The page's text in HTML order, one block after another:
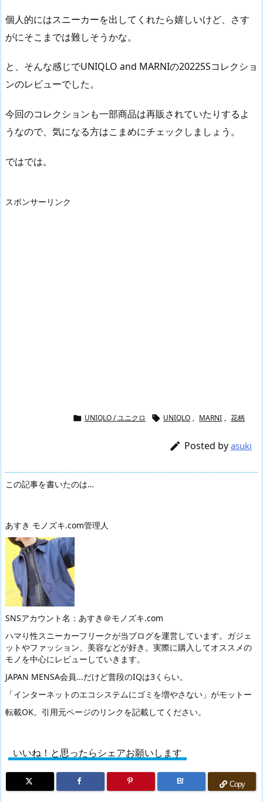
個人的にはスニーカーを出してくれたら嬉しいけど、さす
がにそこまでは難しそうかな。
と、そんな感じでUNIQLO and MARNIの2022SSコレクショ
ンのレビューでした。
今回のコレクションも一部商品は再販されていたりするよ
うなので、気になる方はこまめにチェックしましょう。
ではでは。
スポンサーリンク
 UNIQLO / ユニクロ  UNIQLO , MARNI , 花柄
 Posted by asuki
この記事を書いたのは…
あすき モノズキ.com管理人
SNSアカウント名：あすき＠モノズキ.com
ハマり性スニーカーフリークが当ブログを運営しています。ガジェ
ットやファッション、美容などが好き。実際に購入してオススメの
モノを中心にレビューしていきます。
JAPAN MENSA会員...だけど普段のIQは3くらい。
「インターネットのエコシステムにゴミを増やさない」がモットー
転載OK。引用元ページのリンクを記載してください。
いいね！と思ったらシェアお願いします
B! Copy